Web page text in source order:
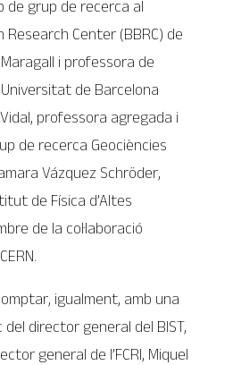
de grup de recerca al
Center (BBRC) de
i professora de
de Barcelona
professora agregada i
de recerca Geociències
Vázquez Schröder,
de Física d’Altes
de la col·laboració
igualment, amb una
director general del BIST,
general de l’FCRI, Miquel